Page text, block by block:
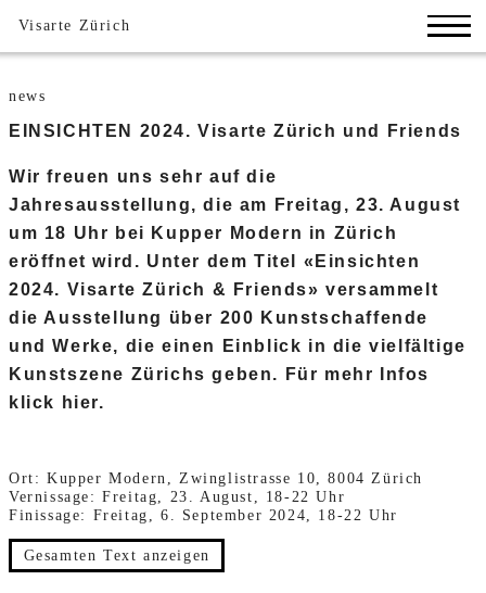
Visarte Zürich
news
EINSICHTEN 2024. Visarte Zürich und Friends
Wir freuen uns sehr auf die
Jahresausstellung, die am Freitag, 23. August
um 18 Uhr bei Kupper Modern in Zürich
eröffnet wird. Unter dem Titel «Einsichten
2024. Visarte Zürich & Friends» versammelt
die Ausstellung über 200 Kunstschaffende
und Werke, die einen Einblick in die vielfältige
Kunstszene Zürichs geben. Für mehr Infos
klick hier.
Ort: Kupper Modern, Zwinglistrasse 10, 8004 Zürich
Vernissage: Freitag, 23. August, 18-22 Uhr
Finissage: Freitag, 6. September 2024, 18-22 Uhr